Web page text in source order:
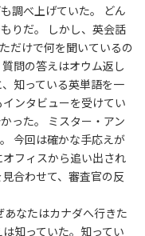
調べ上げていた。 どん
りだ。 しかし、英会話
だけで何を聞いているの
問の答えはオウム返し
知っている英単語を一
ンタビューを受けてい
った。 ミスター・アン
今回は確かな手応えが
フィスから追い出され
合わせて、審査官の反
なたはカナダへ行きた
知っていた。知ってい